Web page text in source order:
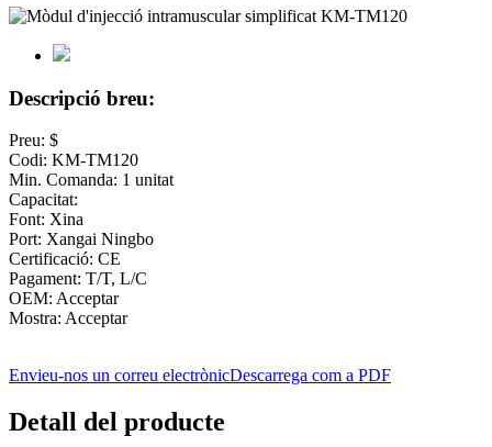
Descripció breu:
Preu: $
Codi: KM-TM120
Min. Comanda: 1 unitat
Capacitat:
Font: Xina
Port: Xangai Ningbo
Certificació: CE
Pagament: T/T, L/C
OEM: Acceptar
Mostra: Acceptar
Envieu-nos un correu electrònicDescarrega com a PDF
Detall del producte